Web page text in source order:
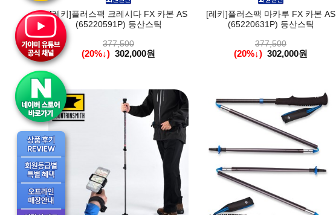
[레키]플러스팩 크레시다 FX 카본 AS
(65220591P) 등산스틱
377,500
(20%↓) 302,000원
[레키]플러스팩 마카루 FX 카본 AS
(65220631P) 등산스틱
377,500
(20%↓) 302,000원